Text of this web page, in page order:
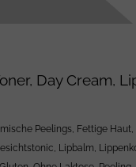
Day Cream,
Peelings Fettige Haut
Lipbalm